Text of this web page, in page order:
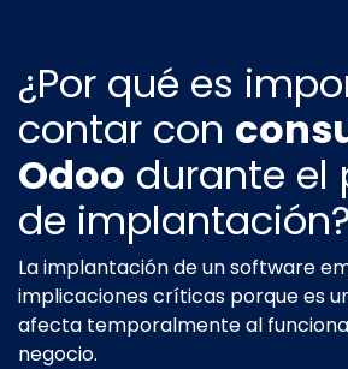
¿Por qué es
contar con
Odoo durante el
de implantación?
La implantación de un software
implicaciones críticas porque es
afecta temporalmente al
negocio.